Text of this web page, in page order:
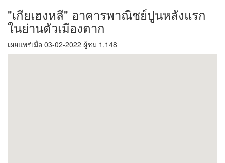
"เกียเฮงหลี" อาคารพาณิชย์ปูนหลังแรก
ในย่านตัวเมืองตาก
เผยแพร่เมื่อ 03-02-2022 ผู้ชม 1,148